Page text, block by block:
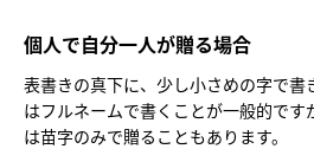
個人で自分一人が贈る場合
表書きの真下に、少し小さめの字で書
はフルネームで書くことが一般的で
は苗字のみで贈ることもあります。